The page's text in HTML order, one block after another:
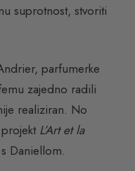
suprotnost, stvoriti
parfumerke
zajedno radili
realiziran. No
L’Art et la
Daniellom.